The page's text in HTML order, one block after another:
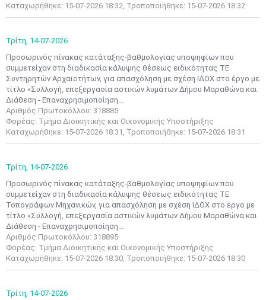
Καταχωρήθηκε: 15-07-2026 18:32, Τροποποιήθηκε: 15-07-2026 18:32
Τρίτη, 14-07-2026
Προσωρινός πίνακας κατάταξης-βαθμολογίας υποψηφίων που
συμμετείχαν στη διαδικασία κάλυψης θέσεως ειδικότητας ΤΕ
Συντηρητών Αρχαιοτήτων, για απασχόληση με σχέση ΙΔΟΧ στο έργο με
τίτλο «Συλλογή, επεξεργασία αστικών λυμάτων Δήμου Μαραθώνα και
Διάθεση - Επαναχρησιμοποίηση...
Αριθμός Πρωτοκόλλου: 318885
Φορέας: Τμήμα Διοικητικής και Οικονομικής Υποστήριξης
Καταχωρήθηκε: 15-07-2026 18:31, Τροποποιήθηκε: 15-07-2026 18:31
Τρίτη, 14-07-2026
Προσωρινός πίνακας κατάταξης-βαθμολογίας υποψηφίων που
συμμετείχαν στη διαδικασία κάλυψης θέσεως ειδικότητας ΤΕ
Τοπογράφων Μηχανικών, για απασχόληση με σχέση ΙΔΟΧ στο έργο με
τίτλο «Συλλογή, επεξεργασία αστικών λυμάτων Δήμου Μαραθώνα και
Διάθεση - Επαναχρησιμοποίηση...
Αριθμός Πρωτοκόλλου: 318895
Φορέας: Τμήμα Διοικητικής και Οικονομικής Υποστήριξης
Καταχωρήθηκε: 15-07-2026 18:30, Τροποποιήθηκε: 15-07-2026 18:30
Τρίτη, 14-07-2026